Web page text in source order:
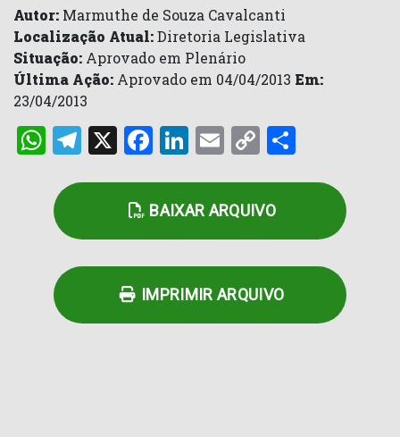
Autor: Marmuthe de Souza Cavalcanti
Localização Atual:Diretoria Legislativa
Situação: Aprovado em Plenário
Última Ação: Aprovado em 04/04/2013 Em:
23/04/2013
WhatsApp
Telegram
X Facebook
LinkedIn
Email
Copy
BAIXAR ARQUIVO
IMPRIMIR ARQUIVO